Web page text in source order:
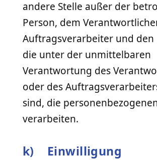
andere Stelle außer der
Person, dem
Auftragsverarbeiter und den
die unter der unmittelbaren
Verantwortung des
oder des
sind, die
verarbeiten.
k) Einwilligung